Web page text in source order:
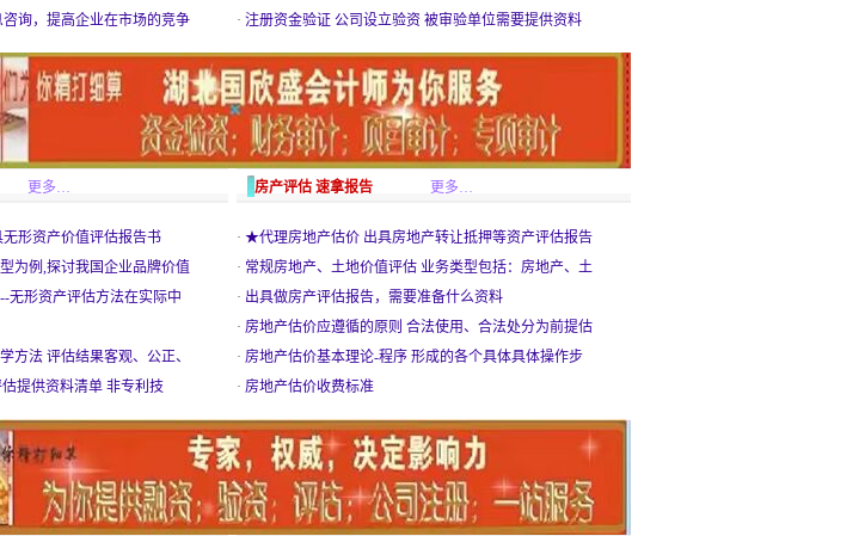
询，提高企业在市场的竞争
· 注册资金验证 公司设立验资 被审验单位需要提供资料
更多…
形资产价值评估报告书
为例,探讨我国企业品牌价值
无形资产评估方法在实际中
方法 评估结果客观、公正、
提供资料清单 非专利技
房产评估 速拿报告 更多…
· ★代理房地产估价 出具房地产转让抵押等资产评估报告
· 常规房地产、土地价值评估 业务类型包括：房地产、土
· 出具做房产评估报告，需要准备什么资料
· 房地产估价应遵循的原则 合法使用、合法处分为前提估
· 房地产估价基本理论-程序 形成的各个具体具体操作步
· 房地产估价收费标准